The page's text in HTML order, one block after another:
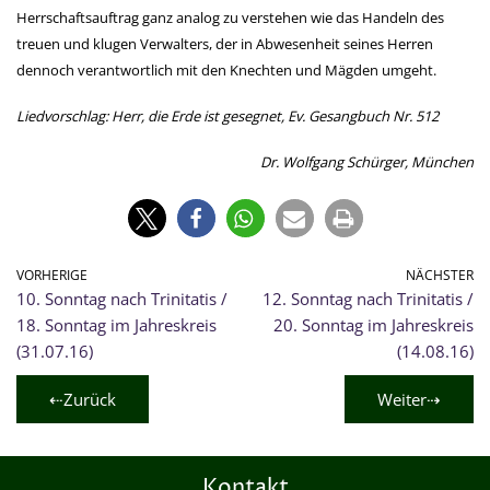
Herrschaftsauftrag ganz analog zu verstehen wie das Handeln des
treuen und klugen Verwalters, der in Abwesenheit seines Herren
dennoch verantwortlich mit den Knechten und Mägden umgeht.
Liedvorschlag: Herr, die Erde ist gesegnet, Ev. Gesangbuch Nr. 512
Dr. Wolfgang Schürger, München
VORHERIGE
10. Sonntag nach Trinitatis /
18. Sonntag im Jahreskreis
(31.07.16)
NÄCHSTER
12. Sonntag nach Trinitatis /
20. Sonntag im Jahreskreis
(14.08.16)
⇠Zurück Weiter⇢